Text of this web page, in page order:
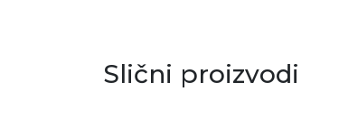
Slični proizvodi